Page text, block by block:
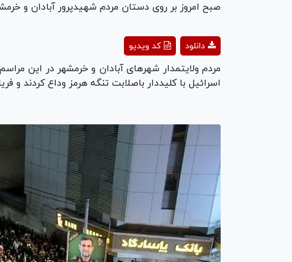
صبح امروز بر روی دستان مردم شهیدپرور آبادان و
Video
کد ویدیو دانلود
مردم ولایتمدار شهر‌های آبادان و خرمشهر در این
اسرائیل با کلیددار باصلابت تنگه هرمز وداع کردند و